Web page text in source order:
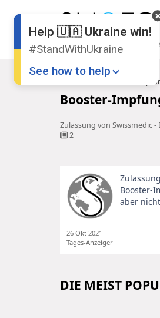
Booster-
Booster-
2
Booster-
aber
26 Okt 2021
Tages-Anzeiger
DIE MEIST
Help 🇺🇦 Ukraine win!
#StandWithUkraine
See how to help
💸
Support Ukraine
❤
Share this widget